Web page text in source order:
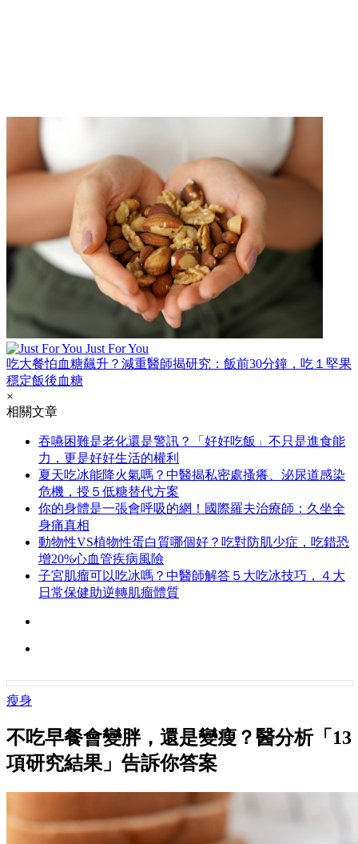
Just For You
吃大餐怕血糖飆升？減重醫師揭研究：飯前30分鐘，吃１堅果
穩定飯後血糖
×
相關文章
吞嚥困難是老化還是警訊？「好好吃飯」不只是進食能
力，更是好好生活的權利
夏天吃冰能降火氣嗎？中醫揭私密處搔癢、泌尿道感染
危機，授５低糖替代方案
你的身體是一張會呼吸的網！國際羅夫治療師：久坐全
身痛真相
動物性VS植物性蛋白質哪個好？吃對防肌少症，吃錯恐
增20%心血管疾病風險
子宮肌瘤可以吃冰嗎？中醫師解答５大吃冰技巧，４大
日常保健助逆轉肌瘤體質
瘦身
不吃早餐會變胖，還是變瘦？醫分析「13
項研究結果」告訴你答案